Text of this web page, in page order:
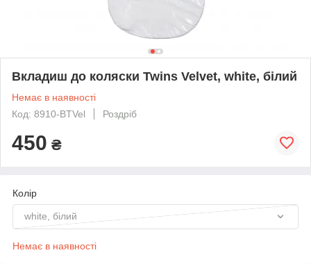
Вкладиш до коляски Twins Velvet, white, білий
Немає в наявності
Код: 8910-BTVel
Роздріб
450 ₴
Колір
white, білий
Немає в наявності